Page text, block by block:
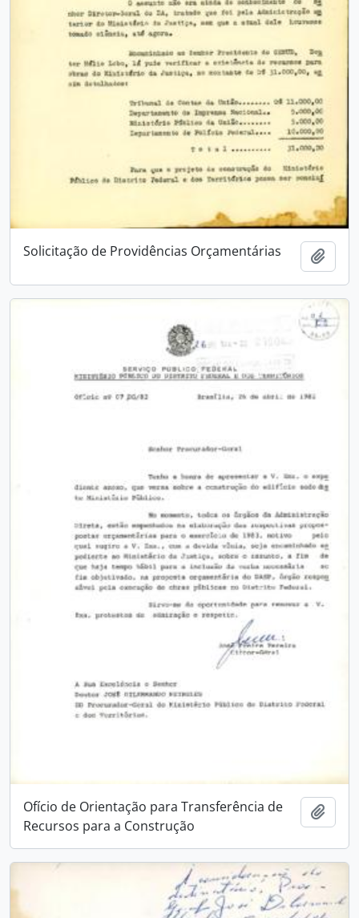
Solicitação de Providências Orçamentárias
Ofício de Orientação para Transferência de
Recursos para a Construção